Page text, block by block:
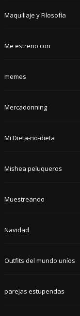
Maquillaje y Filosofía
Me estreno con
memes
Mercadonning
Mi Dieta-no-dieta
Mishea peluqueros
Muestreando
Navidad
Outfits del mundo uníos
parejas estupendas